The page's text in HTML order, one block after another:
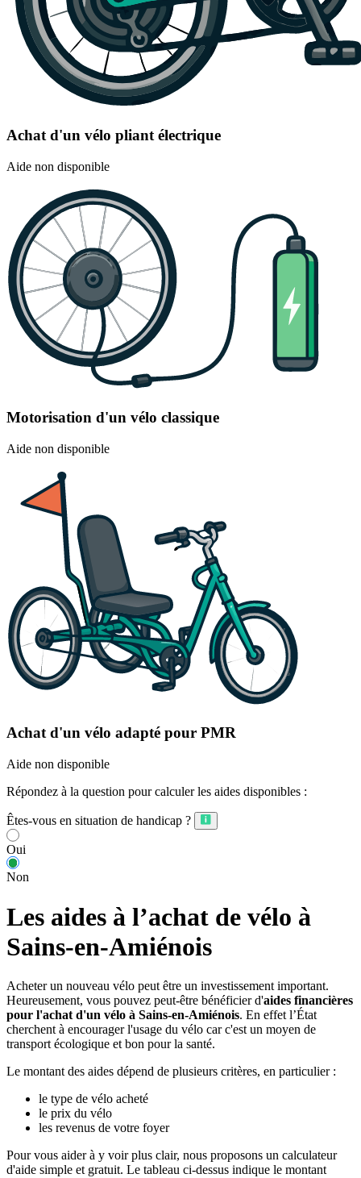
Achat d'un vélo pliant électrique
Aide non disponible
Motorisation d'un vélo classique
Aide non disponible
Achat d'un vélo adapté pour PMR
Aide non disponible
Répondez à la question pour calculer les aides disponibles :
Êtes-vous en situation de handicap ?
Oui
Non
Les aides à l’achat de vélo à
Sains-en-Amiénois
Acheter un nouveau vélo peut être un investissement important.
Heureusement, vous pouvez peut-être bénéficier d'aides financières
pour l'achat d'un vélo à Sains-en-Amiénois. En effet l’État
cherchent à encourager l'usage du vélo car c'est un moyen de
transport écologique et bon pour la santé.
Le montant des aides dépend de plusieurs critères, en particulier :
le type de vélo acheté
le prix du vélo
les revenus de votre foyer
Pour vous aider à y voir plus clair, nous proposons un calculateur
d'aide simple et gratuit. Le tableau ci-dessus indique le montant